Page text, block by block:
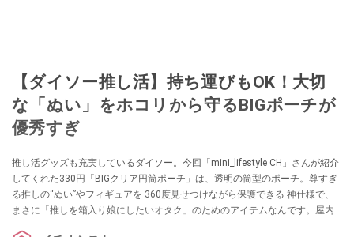
【ダイソー推し活】持ち運びもOK！大切
な「ぬい」をホコリから守るBIGポーチが
優秀すぎ
推し活グッズも充実しているダイソー。今回「mini_lifestyle CH」さんが紹介
してくれた330円「BIGクリア円筒ポーチ」は、透明の筒型のポーチ。尊すぎ
る推しの“ぬい”やフィギュアを 360度見せつけながら保護できる 神仕様で、
まさに「推しを箱入り娘にしたいオタク」のためのアイテムなんです。屋内